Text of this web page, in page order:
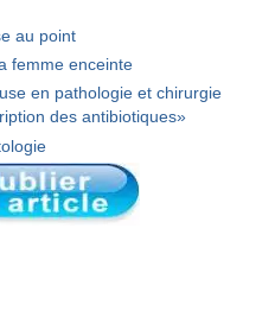
au point
femme enceinte
en pathologie et chirurgie
des antibiotiques»